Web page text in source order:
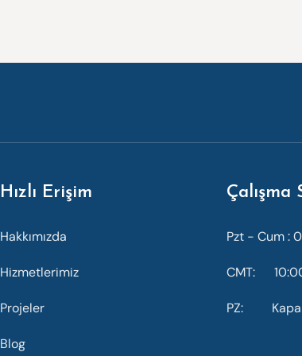
Hızlı Erişim
Hakkımızda
Hizmetlerimiz
Projeler
Blog
Çalışma
Pzt - Cum :
CMT:
PZ: